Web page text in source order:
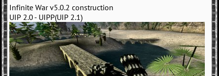
Infinite War v5.0.2 construction
UIP 2.0 - UIPP(UIP 2.1)